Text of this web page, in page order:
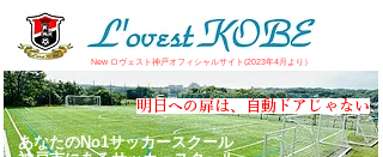
​New ロヴェスト神戸オフィシャルサイト(2023年4月より）
​明日への扉は、自動ドアじゃない
あなたのNo1サッカースクール